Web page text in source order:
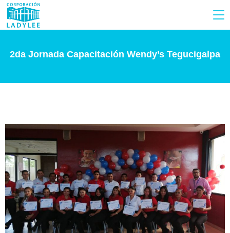
2da Jornada Capacitación Wendy’s Tegucigalpa